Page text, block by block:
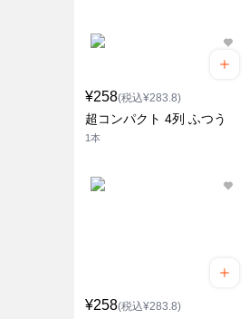
¥258(税込¥283.8)
超コンパクト 4列 ふつう
1本
¥258(税込¥283.8)